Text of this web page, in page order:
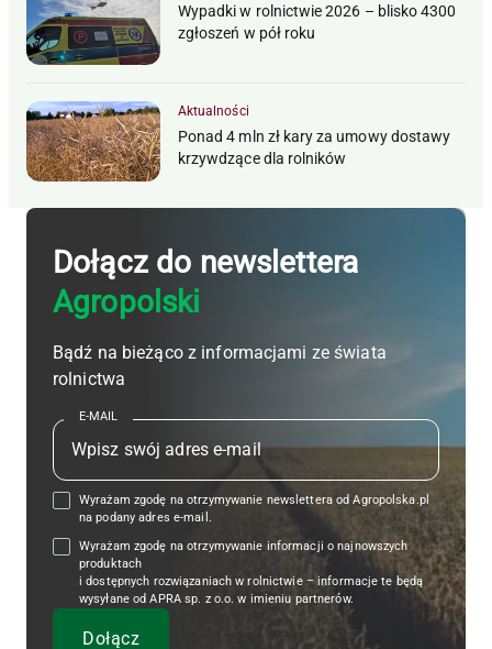
Wypadki w rolnictwie 2026 – blisko 4300
zgłoszeń w pół roku
Aktualności
Ponad 4 mln zł kary za umowy dostawy
krzywdzące dla rolników
Dołącz do newslettera
Agropolski
Bądź na bieżąco z informacjami ze świata
rolnictwa
E-MAIL
Wyrażam zgodę na otrzymywanie newslettera od Agropolska.pl
na podany adres e-mail.
Wyrażam zgodę na otrzymywanie informacji o najnowszych
produktach
i dostępnych rozwiązaniach w rolnictwie – informacje te będą
wysyłane od APRA sp. z o.o. w imieniu partnerów.